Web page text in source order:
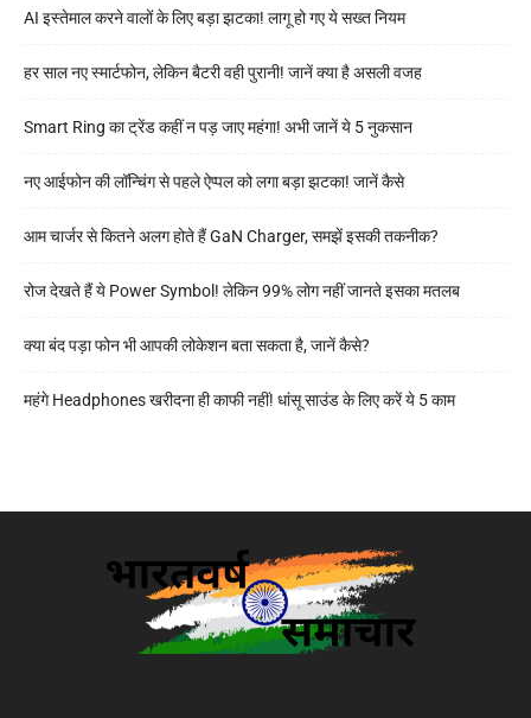
AI इस्तेमाल करने वालों के लिए बड़ा झटका! लागू हो गए ये सख्त नियम
हर साल नए स्मार्टफोन, लेकिन बैटरी वही पुरानी! जानें क्या है असली वजह
Smart Ring का ट्रेंड कहीं न पड़ जाए महंगा! अभी जानें ये 5 नुकसान
नए आईफोन की लॉन्चिंग से पहले ऐप्पल को लगा बड़ा झटका! जानें कैसे
आम चार्जर से कितने अलग होते हैं GaN Charger, समझें इसकी तकनीक?
रोज देखते हैं ये Power Symbol! लेकिन 99% लोग नहीं जानते इसका मतलब
क्या बंद पड़ा फोन भी आपकी लोकेशन बता सकता है, जानें कैसे?
महंगे Headphones खरीदना ही काफी नहीं! धांसू साउंड के लिए करें ये 5 काम